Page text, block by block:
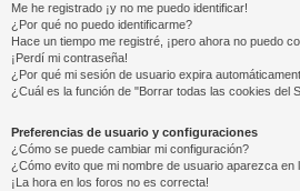
Me he registrado ¡y no me puedo identificar!
¿Por qué no puedo identificarme?
Hace un tiempo me registré, ¡pero ahora no puedo
¡Perdí mi contraseña!
¿Por qué mi sesión de usuario expira
¿Cuál es la función de "Borrar todas las cookies del
Preferencias de usuario y configuraciones
¿Cómo se puede cambiar mi configuración?
¿Cómo evito que mi nombre de usuario aparezca
¡La hora en los foros no es correcta!